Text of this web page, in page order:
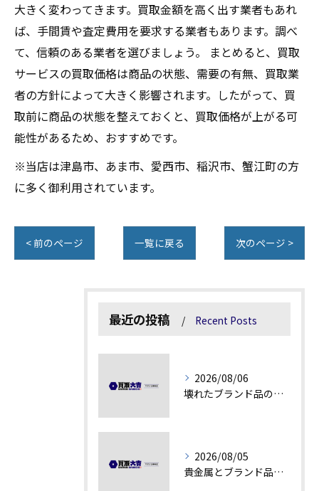
大きく変わってきます。買取金額を高く出す業者もあれ
ば、手間賃や査定費用を要求する業者もあります。調べ
て、信頼のある業者を選びましょう。 まとめると、買取
サービスの買取価格は商品の状態、需要の有無、買取業
者の方針によって大きく影響されます。したがって、買
取前に商品の状態を整えておくと、買取価格が上がる可
能性があるため、おすすめです。
※当店は津島市、あま市、愛西市、稲沢市、蟹江町の方
に多く御利用されています。
< 前のページ 一覧に戻る 次のページ >
最近の投稿 Recent Posts
2026/08/06
壊れたブランド品の価値を見極める技術とは
2026/08/05
貴金属とブランド品の価値変動を見極める方法